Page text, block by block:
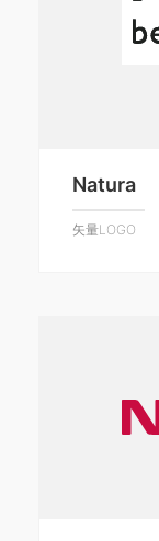
Natura
矢量LOGO